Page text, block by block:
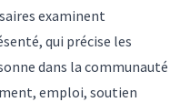
examinent
qui précise les
dans la communauté
emploi, soutien